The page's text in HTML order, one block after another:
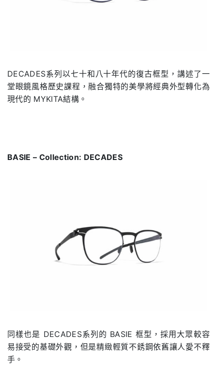
DECADES系列以七十和八十年代的復古框型，講述了一
堂眼鏡風格歷史課程，融合獨特的美學將經典外型轉化為
現代的 MYKITA結構。
BASIE – Collection: DECADES
同樣也是 DECADES系列的 BASIE 框型，採用大眾較容
易接受的基礎外觀，但是精緻輕質不銹鋼依舊讓人愛不釋
手。